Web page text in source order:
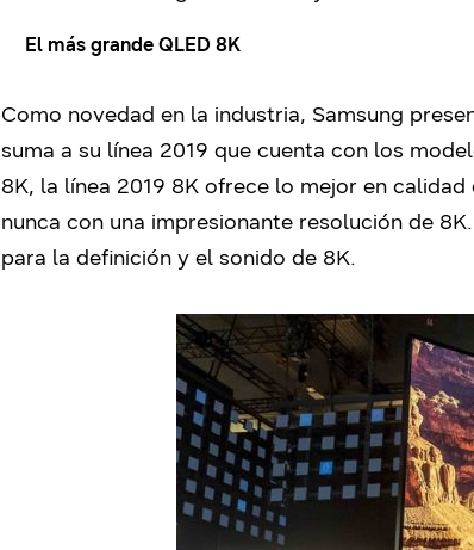
El más grande QLED 8K
Como novedad en la industria, Samsung
suma a su línea 2019 que cuenta con los
8K, la línea 2019 8K ofrece lo mejor en
nunca con una impresionante resolución de
para la definición y el sonido de 8K.